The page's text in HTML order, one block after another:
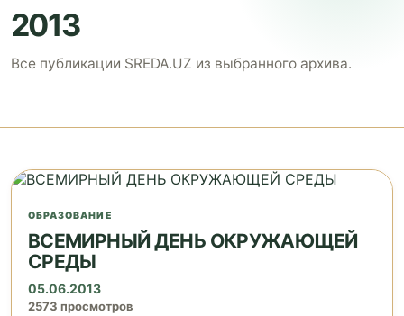
2013
Все публикации SREDA.UZ из выбранного архива.
ОБРАЗОВАНИЕ
ВСЕМИРНЫЙ ДЕНЬ ОКРУЖАЮЩЕЙ
СРЕДЫ
05.06.2013
2573 просмотров